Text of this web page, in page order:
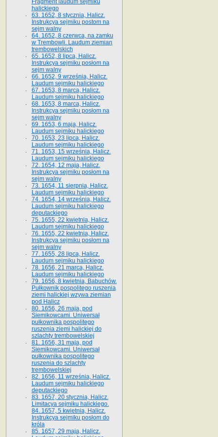
Fragment laudum sejmiku
halickiego
63. 1652, 8 stycznia, Halicz.
Instrukcya sejmiku postom na
sejm walny
64. 1652, 8 czerwca, na zamku
w Trembowli. Laudum ziemian
trembowelskich
65. 1652, 8 lipca, Halicz.
Instrukcya sejmiku posłom na
sejm walny
66. 1652, 9 września, Halicz.
Laudum sejmiku halickiego
67. 1653, 8 marca, Halicz.
Laudum sejmiku halickiego
68. 1653, 8 marca, Halicz.
Instrukcya sejmiku posłom na
sejm walny
69. 1653, 6 maja, Halicz.
Laudum sejmiku halickiego
70. 1653, 23 lipca, Halicz.
Laudum sejmiku halickiego
71. 1653, 15 września, Halicz.
Laudum sejmiku halickiego
72. 1654, 12 maja, Halicz.
Instrukcya sejmiku posłom na
sejm walny
73. 1654, 11 sierpnia, Halicz.
Laudum sejmiku halickiego
74. 1654, 14 września, Halicz.
Laudum sejmiku halickiego
deputackiego
75. 1655, 22 kwietnia, Halicz.
Laudum sejmiku halickiego
76. 1655, 22 kwietnia, Halicz.
Instrukcya sejmiku posłom na
sejm walny
77. 1655, 28 lipca, Halicz.
Laudum sejmiku halickiego
78. 1656, 21 marca, Halicz.
Laudum sejmiku halickiego
79. 1656, 8 kwietnia, Babuchów.
Pułkownik pospolitego ruszenia
ziemi halickiej wzywa ziemian
pod Halicz
80. 1656, 26 maja, pod
Siemikowcami. Uniwersał
pułkownika pospolitego
ruszenia ziemi halickiej do
szlachty trembowelskiej
81. 1656, 31 maja, pod
Siemikowcami. Uniwersał
pułkownika pospolitego
ruszenia do szlachty
trembowelskiej
82. 1656, 11 września, Halicz.
Laudum sejmiku halickiego
deputackiego
83. 1657, 20 stycznia, Halicz.
Limitacya sejmiku halickiego.
84. 1657, 5 kwietnia, Halicz.
Instrukcya sejmiku posłom do
króla
85. 1657, 29 maja, Halicz.